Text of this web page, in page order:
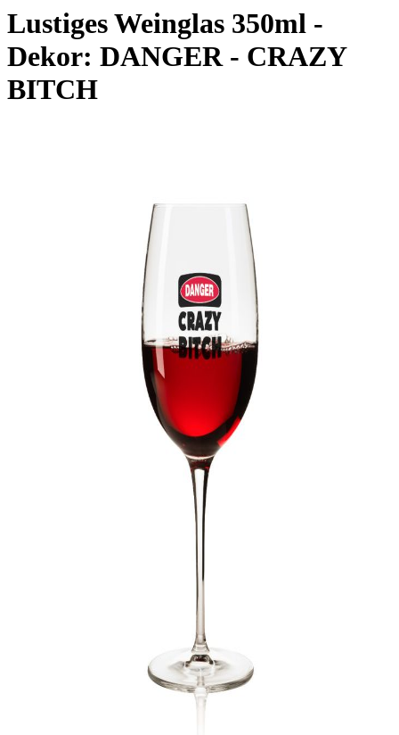
Lustiges Weinglas 350ml -
Dekor: DANGER - CRAZY
BITCH